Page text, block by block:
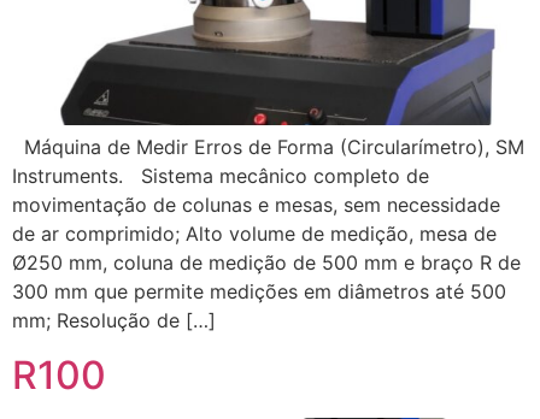
Máquina de Medir Erros de Forma (Circularímetro), SM
Instruments. Sistema mecânico completo de
movimentação de colunas e mesas, sem necessidade
de ar comprimido; Alto volume de medição, mesa de
Ø250 mm, coluna de medição de 500 mm e braço R de
300 mm que permite medições em diâmetros até 500
mm; Resolução de […]
R100